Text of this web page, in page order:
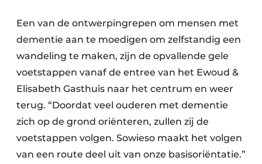
Een van de ontwerpingrepen om mensen met
dementie aan te moedigen om zelfstandig een
wandeling te maken, zijn de opvallende gele
voetstappen vanaf de entree van het Ewoud &
Elisabeth Gasthuis naar het centrum en weer
terug. “Doordat veel ouderen met dementie
zich op de grond oriënteren, zullen zij de
voetstappen volgen. Sowieso maakt het volgen
van een route deel uit van onze basisoriëntatie.”